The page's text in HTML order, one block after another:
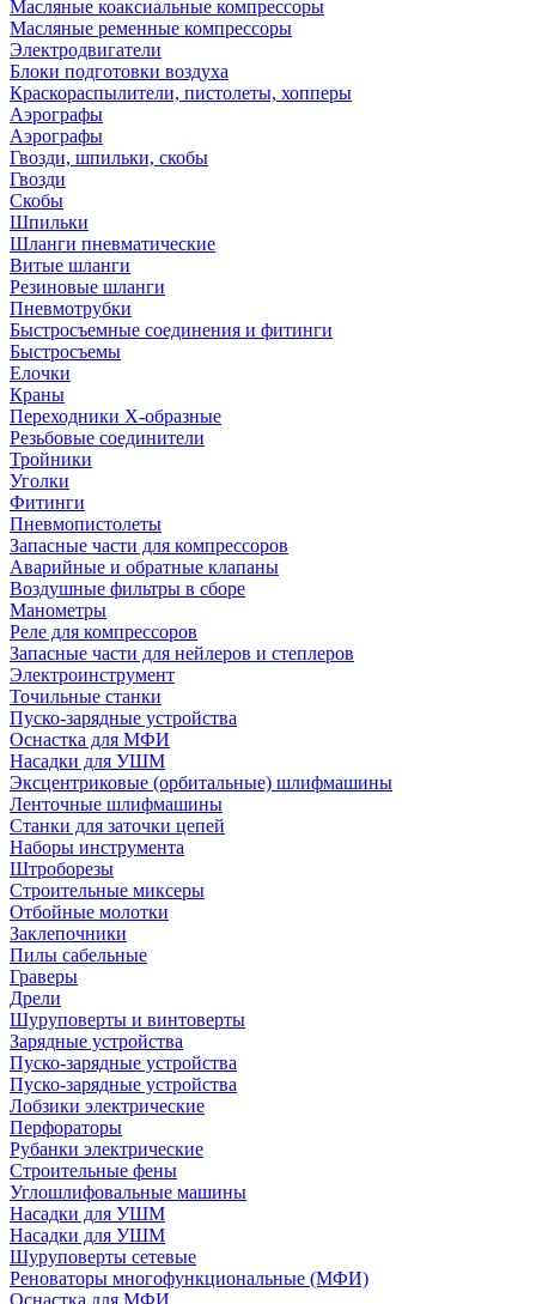
Масляные коаксиальные компрессоры
Масляные ременные компрессоры
Электродвигатели
Блоки подготовки воздуха
Краскораспылители, пистолеты, хопперы
Аэрографы
Аэрографы
Гвозди, шпильки, скобы
Гвозди
Скобы
Шпильки
Шланги пневматические
Витые шланги
Резиновые шланги
Пневмотрубки
Быстросъемные соединения и фитинги
Быстросъемы
Елочки
Краны
Переходники Х-образные
Резьбовые соединители
Тройники
Уголки
Фитинги
Пневмопистолеты
Запасные части для компрессоров
Аварийные и обратные клапаны
Воздушные фильтры в сборе
Манометры
Реле для компрессоров
Запасные части для нейлеров и степлеров
Электроинструмент
Точильные станки
Пуско-зарядные устройства
Оснастка для МФИ
Насадки для УШМ
Эксцентриковые (орбитальные) шлифмашины
Ленточные шлифмашины
Станки для заточки цепей
Наборы инструмента
Штроборезы
Строительные миксеры
Отбойные молотки
Заклепочники
Пилы сабельные
Граверы
Дрели
Шуруповерты и винтоверты
Зарядные устройства
Пуско-зарядные устройства
Пуско-зарядные устройства
Лобзики электрические
Перфораторы
Рубанки электрические
Строительные фены
Углошлифовальные машины
Насадки для УШМ
Насадки для УШМ
Шуруповерты сетевые
Реноваторы многофункциональные (МФИ)
Оснастка для МФИ